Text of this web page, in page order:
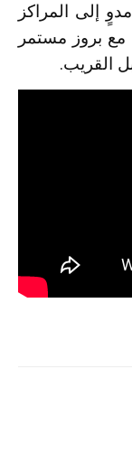
إلى المراكز
في فئة وزن 77 كجم، مع بروز مستمر